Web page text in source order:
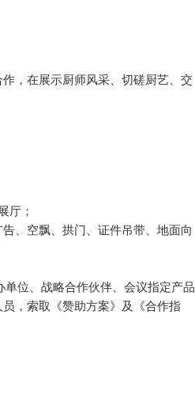
，在展示厨师风采、切磋厨艺、交
厅；
、空飘、拱门、证件吊带、地面向
位、战略合作伙伴、会议指定产品
，索取《赞助方案》及《合作指